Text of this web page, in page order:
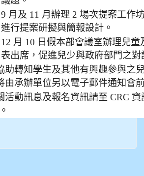
9 月及 11 月辦理 2 場次提案工作
進行提案研擬與簡報設計。
12 月 10 日假本部會議室辦理兒
表出席，促進兒少與政府部門之對
助轉知學生及其他有興趣參與之
由承辦單位另以電子郵件通知會
活動訊息及報名資訊請至 CRC